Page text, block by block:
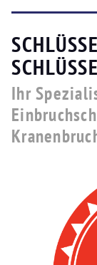
Ihr